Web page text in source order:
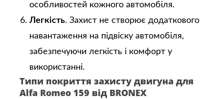
особливостей кожного автомобіля.
Легкість. Захист не створює додаткового
навантаження на підвіску автомобіля,
забезпечуючи легкість і комфорт у
використанні.
Типи покриття захисту двигуна для
Alfa Romeo 159 від BRONEX